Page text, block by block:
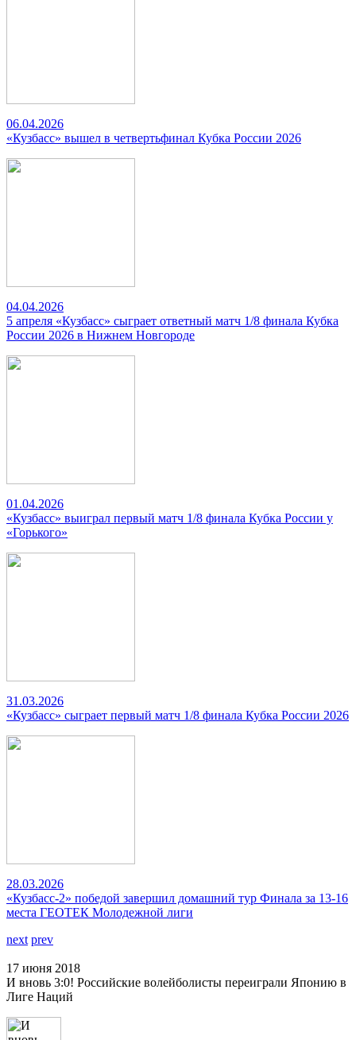
06.04.2026
«Кузбасс» вышел в четвертьфинал Кубка России 2026
04.04.2026
5 апреля «Кузбасс» сыграет ответный матч 1/8 финала Кубка
России 2026 в Нижнем Новгороде
01.04.2026
«Кузбасс» выиграл первый матч 1/8 финала Кубка России у
«Горького»
31.03.2026
«Кузбасс» сыграет первый матч 1/8 финала Кубка России 2026
28.03.2026
«Кузбасс-2» победой завершил домашний тур Финала за 13-16
места ГЕОТЕК Молодежной лиги
next prev
17 июня 2018
И вновь 3:0! Российские волейболисты переиграли Японию в
Лиге Наций